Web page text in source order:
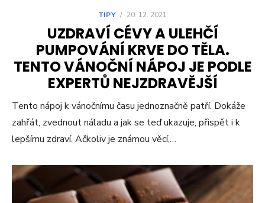
TIPY / 20. 12. 2021
UZDRAVÍ CÉVY A ULEHČÍ
PUMPOVÁNÍ KRVE DO TĚLA.
TENTO VÁNOČNÍ NÁPOJ JE PODLE
EXPERTŮ NEJZDRAVĚJŠÍ
Tento nápoj k vánočnímu času jednoznačně patří. Dokáže
zahřát, zvednout náladu a jak se teď ukazuje, přispět i k
lepšímu zdraví. Ačkoliv je známou věcí,…